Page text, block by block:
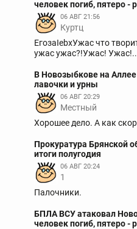
человек погиб, пятеро -
06 АВГ 21:56
Куртц
ЕгозаIebxУжас что
ужас ужас?!Ужас!
В Новозыбкове на
лавочки и урны
06 АВГ 20:29
Местный
Хорошее дело. А как
Прокуратура Брянской
итоги полугодия
06 АВГ 20:24
1
Палочники.
БПЛА ВСУ атаковал
человек погиб, пятеро -